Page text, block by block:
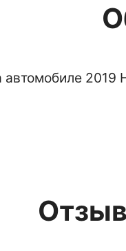
автомобиле